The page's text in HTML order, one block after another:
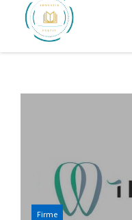
VREAU PROFIT
Firme